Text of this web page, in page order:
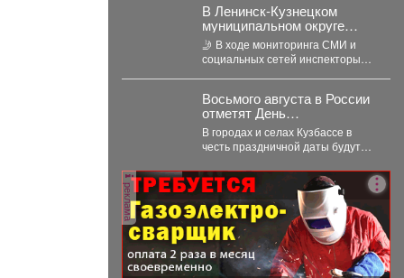
размещение в...
В Ленинск-Кузнецком
муниципальном округе
полицейские привлекли к
ответственности
автомобилистку за
нарушение правил проезда
перекрестка
🤳 В ходе мониторинга СМИ и
социальных сетей инспекторы
Восьмого августа в России
отметят День
физкультурника.
В городах и селах Кузбассе в
честь праздничной даты будут
мастер-классы. ...
реклама